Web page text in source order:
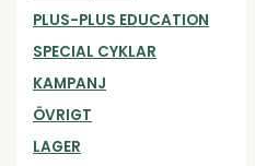
PLUS-PLUS EDUCATION
SPECIAL CYKLAR
KAMPANJ
ÖVRIGT
LAGER